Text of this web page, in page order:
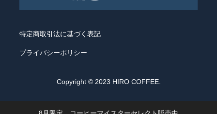
特定商取引法に基づく表記
プライバシーポリシー
Copyright © 2023 HIRO COFFEE.